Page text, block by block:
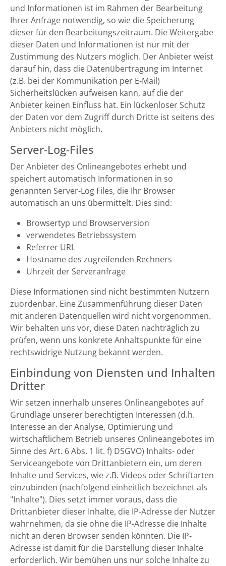
und Informationen ist im Rahmen der Bearbeitung
Ihrer Anfrage notwendig, so wie die Speicherung
dieser für den Bearbeitungszeitraum. Die Weitergabe
dieser Daten und Informationen ist nur mit der
Zustimmung des Nutzers möglich. Der Anbieter weist
darauf hin, dass die Datenübertragung im Internet
(z.B. bei der Kommunikation per E-Mail)
Sicherheitslücken aufweisen kann, auf die der
Anbieter keinen Einfluss hat. Ein lückenloser Schutz
der Daten vor dem Zugriff durch Dritte ist seitens des
Anbieters nicht möglich.
Server-Log-Files
Der Anbieter des Onlineangebotes erhebt und
speichert automatisch Informationen in so
genannten Server-Log Files, die Ihr Browser
automatisch an uns übermittelt. Dies sind:
Browsertyp und Browserversion
verwendetes Betriebssystem
Referrer URL
Hostname des zugreifenden Rechners
Uhrzeit der Serveranfrage
Diese Informationen sind nicht bestimmten Nutzern
zuordenbar. Eine Zusammenführung dieser Daten
mit anderen Datenquellen wird nicht vorgenommen.
Wir behalten uns vor, diese Daten nachträglich zu
prüfen, wenn uns konkrete Anhaltspunkte für eine
rechtswidrige Nutzung bekannt werden.
Einbindung von Diensten und Inhalten
Dritter
Wir setzen innerhalb unseres Onlineangebotes auf
Grundlage unserer berechtigten Interessen (d.h.
Interesse an der Analyse, Optimierung und
wirtschaftlichem Betrieb unseres Onlineangebotes im
Sinne des Art. 6 Abs. 1 lit. f) DSGVO) Inhalts- oder
Serviceangebote von Drittanbietern ein, um deren
Inhalte und Services, wie z.B. Videos oder Schriftarten
einzubinden (nachfolgend einheitlich bezeichnet als
"Inhalte"). Dies setzt immer voraus, dass die
Drittanbieter dieser Inhalte, die IP-Adresse der Nutzer
wahrnehmen, da sie ohne die IP-Adresse die Inhalte
nicht an deren Browser senden könnten. Die IP-
Adresse ist damit für die Darstellung dieser Inhalte
erforderlich. Wir bemühen uns nur solche Inhalte zu